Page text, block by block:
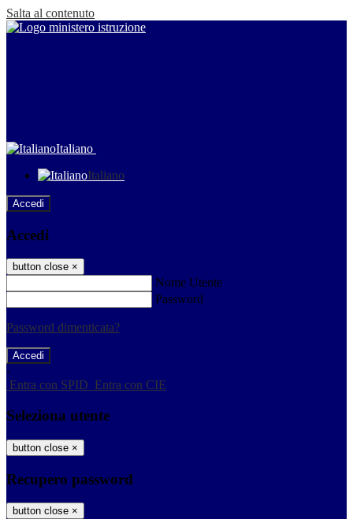
Salta al contenuto
Italiano
Italiano
Accedi
Accedi
button close ×
Nome Utente
Password
Password dimenticata?
-
Entra con SPID Entra con CIE
Seleziona utente
button close ×
Recupero password
button close ×